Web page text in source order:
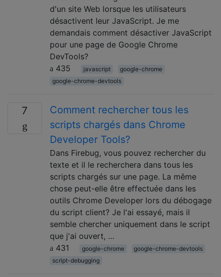
d'un site Web lorsque les utilisateurs
désactivent leur JavaScript. Je me
demandais comment désactiver JavaScript
pour une page de Google Chrome
DevTools?
435
javascript
google-chrome
google-chrome-devtools
7
Comment rechercher tous les
scripts chargés dans Chrome
Developer Tools?
Dans Firebug, vous pouvez rechercher du
texte et il le recherchera dans tous les
scripts chargés sur une page. La même
chose peut-elle être effectuée dans les
outils Chrome Developer lors du débogage
du script client? Je l'ai essayé, mais il
semble chercher uniquement dans le script
que j'ai ouvert, …
431
google-chrome
google-chrome-devtools
script-debugging